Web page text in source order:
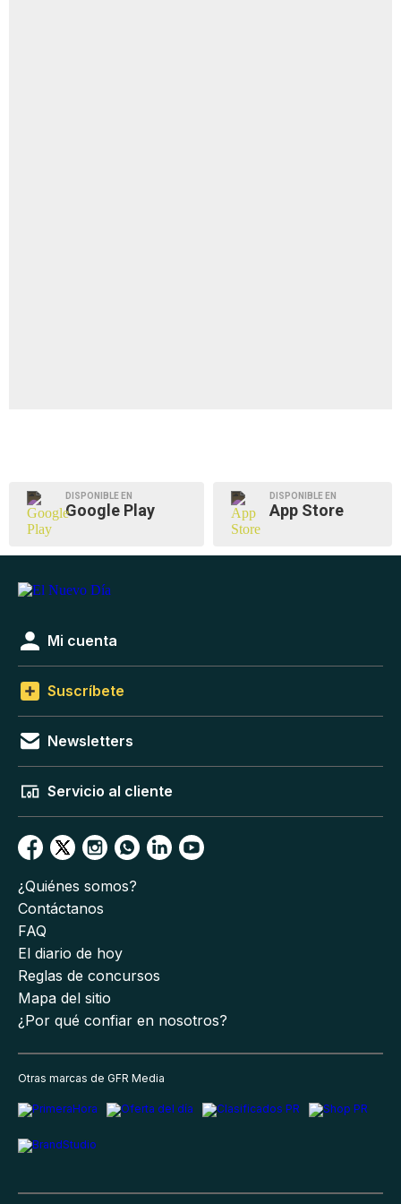
DISPONIBLE EN
Google Play
DISPONIBLE EN
App Store
Mi cuenta
Suscríbete
Newsletters
Servicio al cliente
¿Quiénes somos?
Contáctanos
FAQ
El diario de hoy
Reglas de concursos
Mapa del sitio
¿Por qué confiar en nosotros?
Otras marcas de GFR Media